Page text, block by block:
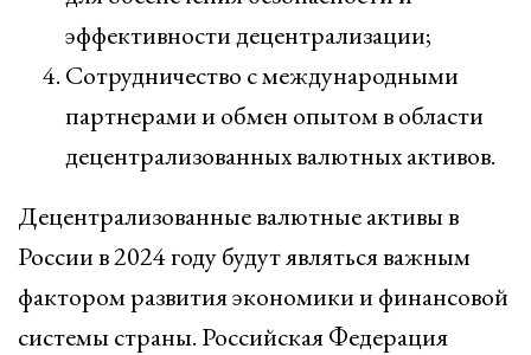
эффективности децентрализации;
Сотрудничество с международными
партнерами и обмен опытом в области
децентрализованных валютных активов.
Децентрализованные валютные активы в
России в 2024 году будут являться важным
фактором развития экономики и финансовой
системы страны. Российская Федерация